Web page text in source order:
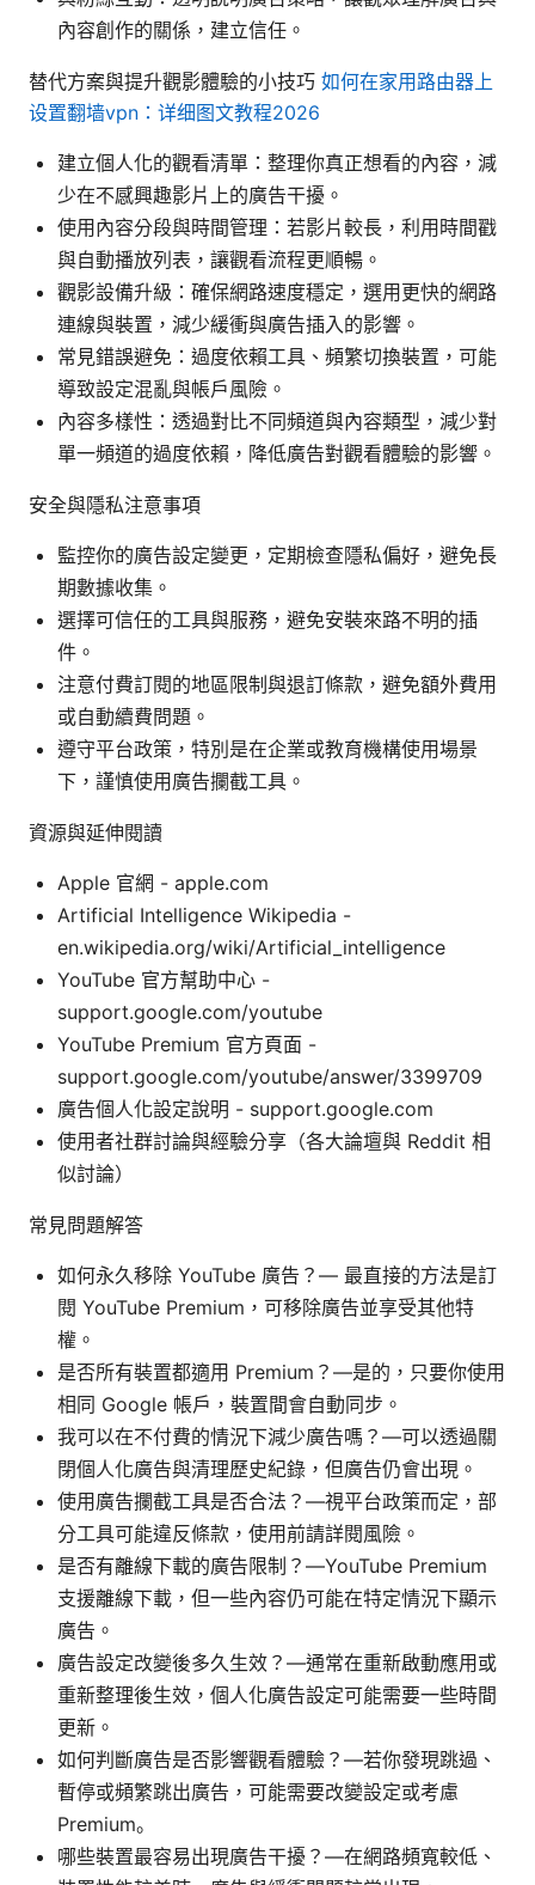
內容創作的關係，建立信任。
替代方案與提升觀影體驗的小技巧 如何在家用路由器上
设置翻墙vpn：详细图文教程2026
建立個人化的觀看清單：整理你真正想看的內容，減
少在不感興趣影片上的廣告干擾。
使用內容分段與時間管理：若影片較長，利用時間戳
與自動播放列表，讓觀看流程更順暢。
觀影設備升級：確保網路速度穩定，選用更快的網路
連線與裝置，減少緩衝與廣告插入的影響。
常見錯誤避免：過度依賴工具、頻繁切換裝置，可能
導致設定混亂與帳戶風險。
內容多樣性：透過對比不同頻道與內容類型，減少對
單一頻道的過度依賴，降低廣告對觀看體驗的影響。
安全與隱私注意事項
監控你的廣告設定變更，定期檢查隱私偏好，避免長
期數據收集。
選擇可信任的工具與服務，避免安裝來路不明的插
件。
注意付費訂閱的地區限制與退訂條款，避免額外費用
或自動續費問題。
遵守平台政策，特別是在企業或教育機構使用場景
下，謹慎使用廣告攔截工具。
資源與延伸閱讀
Apple 官網 - apple.com
Artificial Intelligence Wikipedia -
en.wikipedia.org/wiki/Artificial_intelligence
YouTube 官方幫助中心 -
support.google.com/youtube
YouTube Premium 官方頁面 -
support.google.com/youtube/answer/3399709
廣告個人化設定說明 - support.google.com
使用者社群討論與經驗分享（各大論壇與 Reddit 相
似討論）
常見問題解答
如何永久移除 YouTube 廣告？— 最直接的方法是訂
閱 YouTube Premium，可移除廣告並享受其他特
權。
是否所有裝置都適用 Premium？—是的，只要你使用
相同 Google 帳戶，裝置間會自動同步。
我可以在不付費的情況下減少廣告嗎？—可以透過關
閉個人化廣告與清理歷史紀錄，但廣告仍會出現。
使用廣告攔截工具是否合法？—視平台政策而定，部
分工具可能違反條款，使用前請詳閱風險。
是否有離線下載的廣告限制？—YouTube Premium
支援離線下載，但一些內容仍可能在特定情況下顯示
廣告。
廣告設定改變後多久生效？—通常在重新啟動應用或
重新整理後生效，個人化廣告設定可能需要一些時間
更新。
如何判斷廣告是否影響觀看體驗？—若你發現跳過、
暫停或頻繁跳出廣告，可能需要改變設定或考慮
Premium。
哪些裝置最容易出現廣告干擾？—在網路頻寬較低、